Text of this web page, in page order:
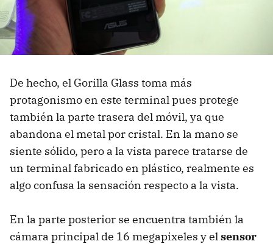
De hecho, el Gorilla Glass toma más
protagonismo en este terminal pues protege
también la parte trasera del móvil, ya que
abandona el metal por cristal. En la mano se
siente sólido, pero a la vista parece tratarse de
un terminal fabricado en plástico, realmente es
algo confusa la sensación respecto a la vista.
En la parte posterior se encuentra también la
cámara principal de 16 megapixeles y el sensor